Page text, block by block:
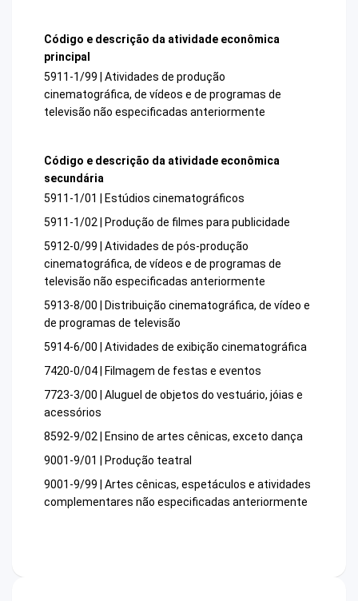
Código e descrição da atividade econômica
principal
5911-1/99 | Atividades de produção
cinematográfica, de vídeos e de programas de
televisão não especificadas anteriormente
Código e descrição da atividade econômica
secundária
5911-1/01 | Estúdios cinematográficos
5911-1/02 | Produção de filmes para publicidade
5912-0/99 | Atividades de pós-produção
cinematográfica, de vídeos e de programas de
televisão não especificadas anteriormente
5913-8/00 | Distribuição cinematográfica, de vídeo e
de programas de televisão
5914-6/00 | Atividades de exibição cinematográfica
7420-0/04 | Filmagem de festas e eventos
7723-3/00 | Aluguel de objetos do vestuário, jóias e
acessórios
8592-9/02 | Ensino de artes cênicas, exceto dança
9001-9/01 | Produção teatral
9001-9/99 | Artes cênicas, espetáculos e atividades
complementares não especificadas anteriormente